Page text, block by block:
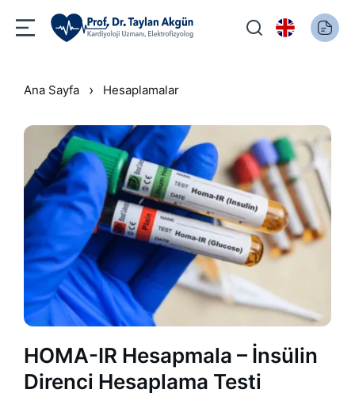
Ana Sayfa › Hesaplamalar
HOMA-IR Hesapmala – İnsülin
Direnci Hesaplama Testi